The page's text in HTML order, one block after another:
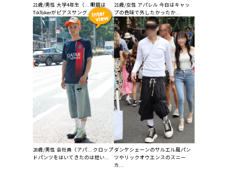
21歳/男性 大学4年生（... 眼鏡は
TikTokerがピアスサング...
21歳/女性 アパレル 今日はキャッ
プの色味で外したかったか...
28歳/男性 会社員（アパ... クロップ
ドパンツをはいてきたのは短い...
ダンケシェーンのサルエル風パン
ツやリックオウエンスのスニー
カ...